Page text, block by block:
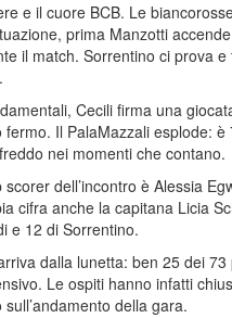
e il cuore BCB. Le
prima Manzotti
il match. Sorrentino ci prova
Cecili firma una
Il PalaMazzali esplode:
nei momenti che contano.
scorer dell’incontro è Alessia
cifra anche la capitana Licia
e 12 di Sorrentino.
dalla lunetta: ben 25 dei
Le ospiti hanno infatti
della gara.